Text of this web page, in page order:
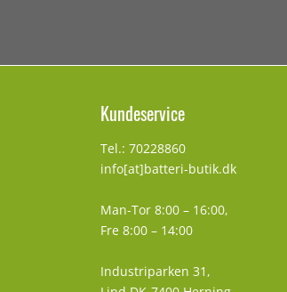
Kundeservice
Tel.: 70228860
info[at]batteri-butik.dk
Man-Tor 8:00 – 16:00,
Fre 8:00 – 14:00
Industriparken 31,